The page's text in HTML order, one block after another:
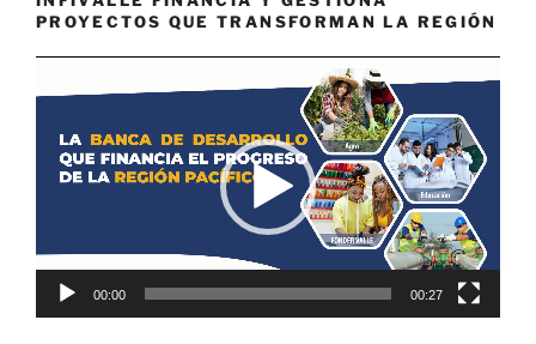
PROYECTOS QUE TRANSFORMAN LA REGIÓN
de
00:00 00:27